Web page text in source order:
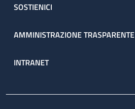
SOSTIENICI
AMMINISTRAZIONE TRASPARENTE
INTRANET